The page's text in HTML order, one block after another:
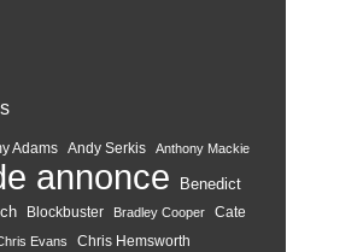
Adams Andy Serkis Anthony Mackie
annonce
Benedict
Blockbuster Bradley Cooper
Cate
Evans Chris Hemsworth